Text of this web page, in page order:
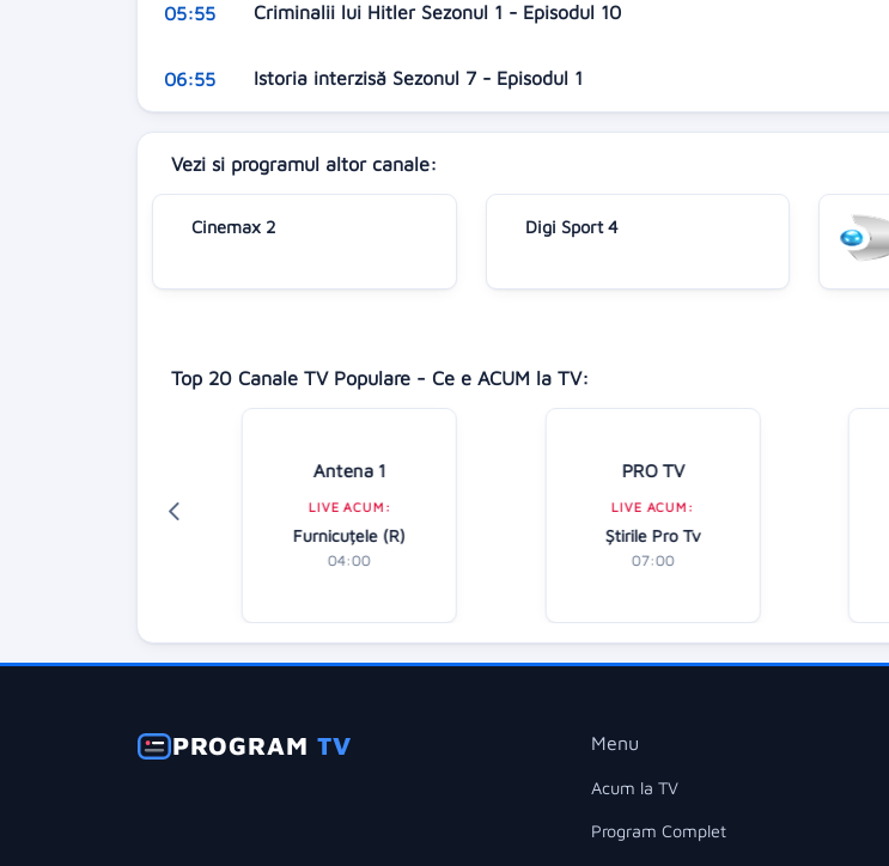
05:55 Criminalii lui Hitler Sezonul 1 - Episodul 10
06:55 Istoria interzisă Sezonul 7 - Episodul 1
Vezi si programul altor canale:
Cinemax 2 Digi Sport 4
Top 20 Canale TV Populare - Ce e ACUM la TV:
Antena 1
LIVE ACUM:
Furnicuțele (R)
04:00
PRO TV
LIVE ACUM:
Ştirile Pro Tv
07:00
PROGRAMTV Menu
Acum la TV
Program Complet